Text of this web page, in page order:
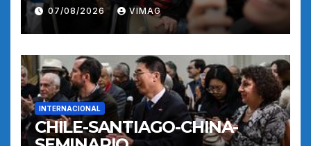
07/08/2026 VIMAG
INTERNACIONAL
CHILE-SANTIAGO-CHINA-